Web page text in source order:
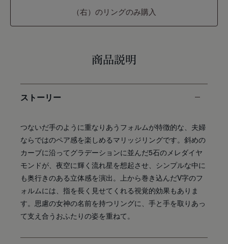
（右）のリングのみ購入
商品説明
ストーリー
つないだ手のように重なりあうフォルムが特徴的な、夫婦
ならではのペア感を楽しめるマリッジリングです。斜めの
カーブに沿ってグラデーションに並んだ5石のメレダイヤ
モンドが、夜空に輝く流れ星を想起させ、シンプルな中に
も奥行きのある立体感を演出。上から巻き込んだV字のフ
ォルムには、指を長く見せてくれる視覚的効果もありま
す。思慮の女神の名前を持つリングに、手と手を取りあっ
て支え合うおふたりの姿を重ねて。